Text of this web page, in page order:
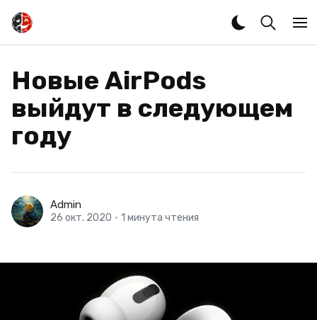
Новые AirPods
выйдут в следующем
году
Admin
26 окт. 2020 • 1 минута чтения